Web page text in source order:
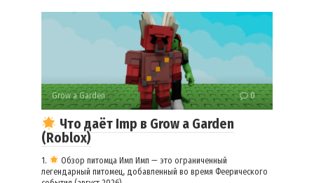
Grow a Garden 0
Что даёт Imp в Grow a Garden
(Roblox)
1.
Обзор питомца Имп Имп — это ограниченный
легендарный питомец, добавленный во время Феерического